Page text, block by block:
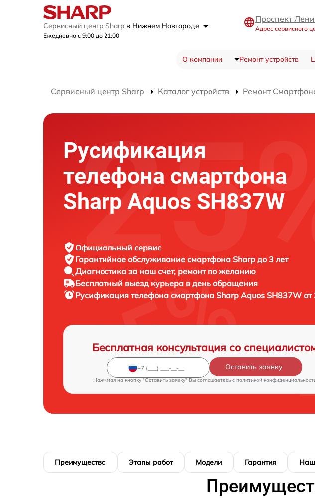
Сервисный центр Sharp в Нижнем Новгороде
Ежедневно с 9:00 до 21:00
Проспект
Адрес сервисного
О компании Ремонт устройств
Сервисный центр Sharp Каталог устройств Ремонт
Русификация
телефона смартфона
Sharp Aquos SH837W
Официальный сервис
Гарантийное обслуживание смартфона Sharp до 3 лет
Диагностика за наш счет, ремонт по желанию
Бесплатный выезд курьера в день обращения
Русификация телефона смартфона Sharp Aquos SH837W от
Бесплатная консультация со
Оставить заявку
Нажимая на кнопку "Оставить заявку" Вы соглашаетесь c политикой
Преимущества Этапы работ Модели Гарантия